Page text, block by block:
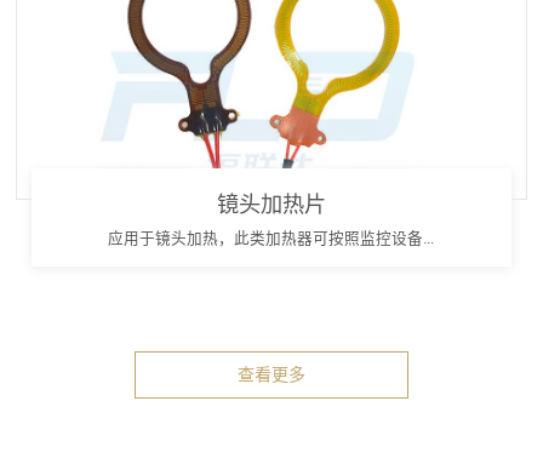
镜头加热片
应用于镜头加热，此类加热器可按照监控设备...
查看更多